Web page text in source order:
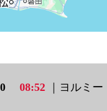
08:52 ｜ヨルミー